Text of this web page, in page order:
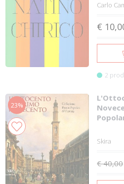
Carlo
€
2
23%
Skira
€ 40,00